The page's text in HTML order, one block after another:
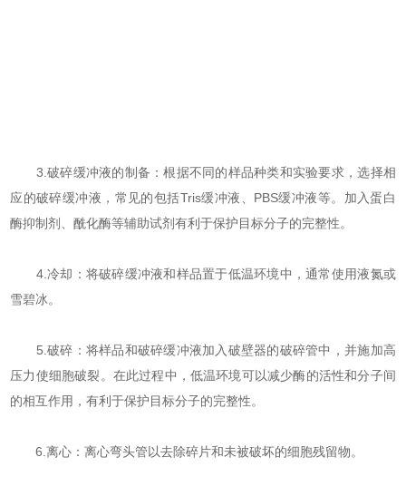
3.破碎缓冲液的制备：根据不同的样品种类和实验要求，选择相
应的破碎缓冲液，常见的包括Tris缓冲液、PBS缓冲液等。加入蛋白
酶抑制剂、酰化酶等辅助试剂有利于保护目标分子的完整性。
4.冷却：将破碎缓冲液和样品置于低温环境中，通常使用液氮或
雪碧冰。
5.破碎：将样品和破碎缓冲液加入破壁器的破碎管中，并施加高
压力使细胞破裂。在此过程中，低温环境可以减少酶的活性和分子间
的相互作用，有利于保护目标分子的完整性。
6.离心：离心弯头管以去除碎片和未被破坏的细胞残留物。